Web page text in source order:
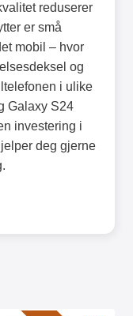
reduserer
er små
mobil – hvor
og
i ulike
Galaxy S24
investering i
deg gjerne